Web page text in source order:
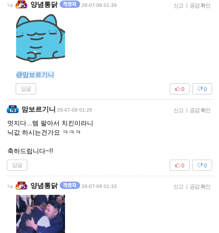
양념통닭 26-07-08 01:39 신고 | 공감 확인
@맘보르기니
답글 0
0
맘보르기니 26-07-08 01:26 신고 | 공감 확인
멋지다...템 팔아서 치킨이라니
닉값 하시는건가요 ㅋㅋㅋ
축하드립니다~!!
답글 0
0
양념통닭 26-07-08 01:33 신고 | 공감 확인